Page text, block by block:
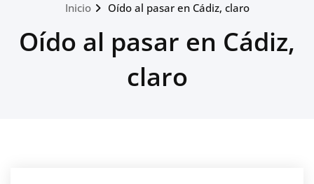
Inicio Oído al pasar en Cádiz, claro
Oído al pasar en Cádiz,
claro